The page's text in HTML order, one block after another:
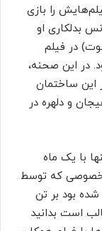
را بازی
بدلکاری او
است که از برج خلیفه (با ارتفاع ۲۷۰۰ فوت) در فیلم
در این صحنه،
این ساختمان
و دلهره در
با یک ماه
مخصوصی که توسط
بود بر تن
است بدانید